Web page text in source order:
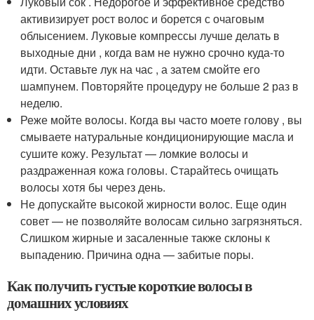
активизирует рост волос и борется с очаговым
облысением. Луковые компрессы лучше делать в
выходные дни , когда вам не нужно срочно куда-то
идти. Оставьте лук на час , а затем смойте его
шампунем. Повторяйте процедуру не больше 2 раз в
неделю.
Реже мойте волосы. Когда вы часто моете голову , вы
смываете натуральные кондиционирующие масла и
сушите кожу. Результат — ломкие волосы и
раздраженная кожа головы. Старайтесь очищать
волосы хотя бы через день.
Не допускайте высокой жирности волос. Еще один
совет — не позволяйте волосам сильно загрязняться.
Слишком жирные и засаленные также склоны к
выпадению. Причина одна — забитые поры.
Как получить густые короткие волосы в
домашних условиях